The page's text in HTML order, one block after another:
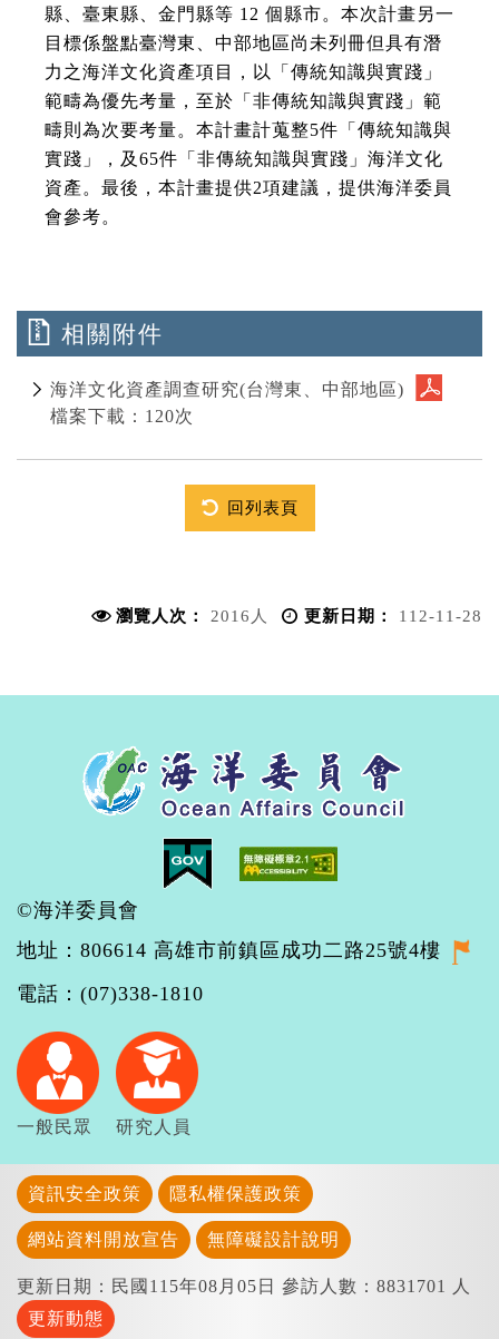
縣、臺東縣、金門縣等 12 個縣市。本次計畫另一
目標係盤點臺灣東、中部地區尚未列冊但具有潛
力之海洋文化資產項目，以「傳統知識與實踐」
範疇為優先考量，至於「非傳統知識與實踐」範
疇則為次要考量。本計畫計蒐整5件「傳統知識與
實踐」，及65件「非傳統知識與實踐」海洋文化
資產。最後，本計畫提供2項建議，提供海洋委員
會參考。
相關附件
海洋文化資產調查研究(台灣東、中部地區)
檔案下載：120次
回列表頁
瀏覽人次： 2016人 更新日期： 112-11-28
©海洋委員會
地址：806614 高雄市前鎮區成功二路25號4樓
電話：(07)338-1810
一般民眾 研究人員
資訊安全政策 隱私權保護政策
網站資料開放宣告 無障礙設計說明
更新日期：民國115年08月05日 參訪人數：8831701 人
更新動態